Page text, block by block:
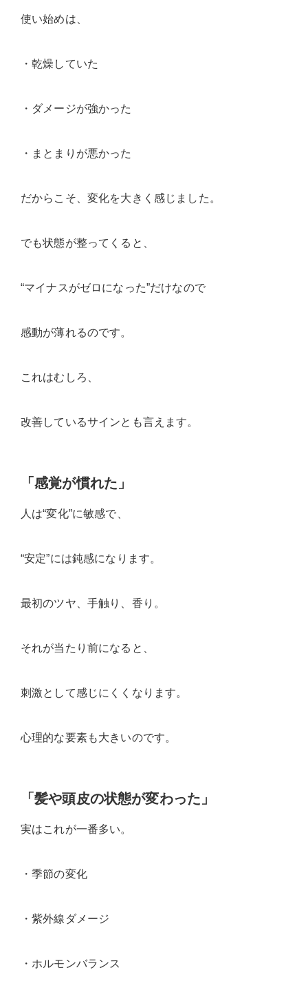
使い始めは、
・乾燥していた
・ダメージが強かった
・まとまりが悪かった
だからこそ、変化を大きく感じました。
でも状態が整ってくると、
“マイナスがゼロになった”だけなので
感動が薄れるのです。
これはむしろ、
改善しているサインとも言えます。
「感覚が慣れた」
人は“変化”に敏感で、
“安定”には鈍感になります。
最初のツヤ、手触り、香り。
それが当たり前になると、
刺激として感じにくくなります。
心理的な要素も大きいのです。
「髪や頭皮の状態が変わった」
実はこれが一番多い。
・季節の変化
・紫外線ダメージ
・ホルモンバランス